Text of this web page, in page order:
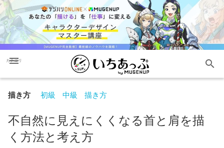
menu
カテゴリ search
描き方 初級 中級 描き方
不自然に見えにくくなる首と肩を描
く方法と考え方